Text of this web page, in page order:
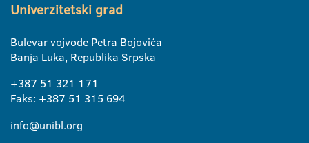
Univerzitetski grad
Bulevar vojvode Petra Bojovića
Banja Luka, Republika Srpska
+387 51 321 171
Faks: +387 51 315 694
info@unibl.org